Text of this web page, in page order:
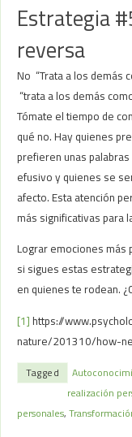
Estrategia
reversa
No “Trata a los demás
“trata a los demás
Tómate el tiempo de
qué no. Hay quienes
prefieren unas
efusivo y quienes se
afecto. Esta atención
más significativas para
Lograr emociones más
si sigues estas
en quienes te rodean.
[1] https://
nature/201310/how-
Tagged
realización
personales,